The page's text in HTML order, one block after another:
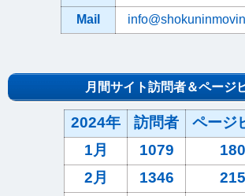
Mail
月間サイト訪問者＆ページ
2024年 訪問者
ページ
1月
1079
2月
1346